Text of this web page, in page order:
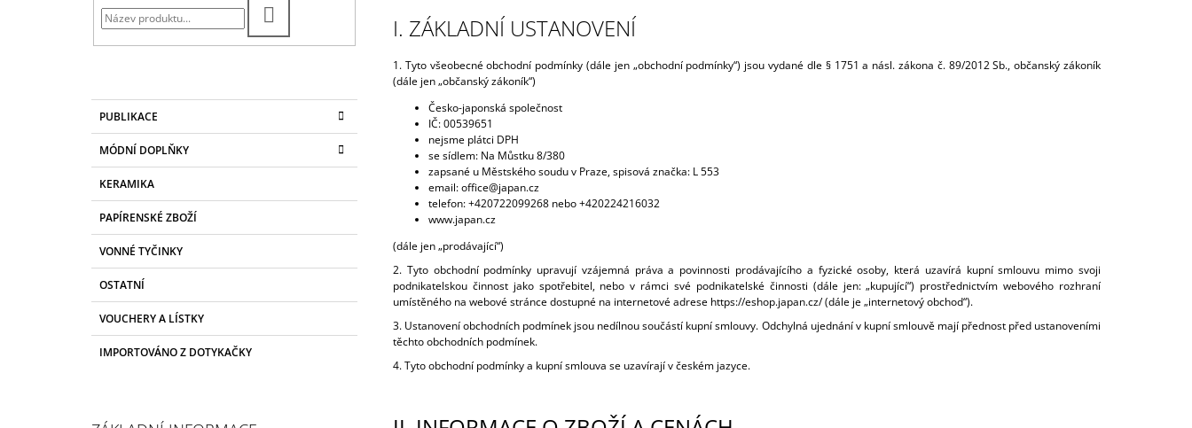
kategorie
K
T
G
O
R
E
PUBLIKACE
MÓDNÍ DOPLŇKY
KERAMIKA
PAPÍRENSKÉ ZBOŽÍ
VONNÉ TYČINKY
OSTATNÍ
VOUCHERY A LÍSTKY
IMPORTOVÁNO Z DOTYKAČKY
I. ZÁKLADNÍ USTANOVENÍ
1. Tyto všeobecné obchodní podmínky (dále jen „obchodní podmínky“) jsou vydané dle § 1751 a násl. zákona č. 89/2012 Sb., občanský zákoník
(dále jen „občanský zákoník“)
Česko-japonská společnost
IČ: 00539651
nejsme plátci DPH
se sídlem: Na Můstku 8/380
zapsané u Městského soudu v Praze, spisová značka: L 553
email: office@japan.cz
telefon: +420722099268 nebo+420224216032
www.japan.cz
(dále jen „prodávající“)
2. Tyto obchodní podmínky upravují vzájemná práva a povinnosti prodávajícího a fyzické osoby, která uzavírá kupní smlouvu mimo svoji
podnikatelskou činnost jako spotřebitel, nebo v rámci své podnikatelské činnosti (dále jen: „kupující“) prostřednictvím webového rozhraní
umístěného na webové stránce dostupné na internetové adrese https://eshop.japan.cz/ (dále je „internetový obchod“).
3. Ustanovení obchodních podmínek jsou nedílnou součástí kupní smlouvy. Odchylná ujednání v kupní smlouvě mají přednost před ustanoveními
těchto obchodních podmínek.
4. Tyto obchodní podmínky a kupní smlouva se uzavírají v českém jazyce.
120 Kč